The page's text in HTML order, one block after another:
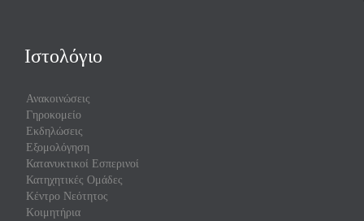
Ιστολόγιο
Ανακοινώσεις
Γηροκομείο
Εκδηλώσεις
Εξομολόγηση
Κατανυκτικοί Εσπερινοί
Κατηχητικές Ομάδες
Κέντρο Νεότητος
Κοιμητήρια